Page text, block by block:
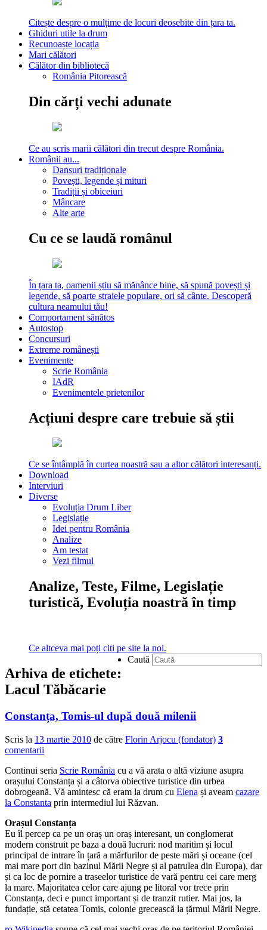
Citește despre o mulțime de locuri deosebite din țara ta.
Ghiduri utile la drum
Recunoaște locația
Mari călători
Călător din bibliotecă
România Pitorească
Din cărți vechi adunate
Ce au scris marii călători din trecut despre România.
Românii au...
Dansuri tradiționale
Povești, legende și mituri
Tradiții și obiceiuri
Mâncare
Alte arte
Cu ce se laudă românul
În țara ta, oamenii știu să mănânce bine, să spună povești și
legende, să poarte straiele populare, ori să cânte. Descoperă
cultura neamului tău!
Comportament sănătos
Autostop
Concursuri
Extreme românești
Evenimente
Scrie România
IAdR
Evenimentele prietenilor
Acțiuni despre care trebuie să știi
Ce se întâmplă în curtea noastră sau a altor călători interesanți.
Download
Interviuri
Diverse
Evoluția Drum Liber
Legislație
Idei pentru România
Analize
Am testat
Vezi filmul
Analize, Teste, Filme, Legislație
turistică, Evoluția noastră în timp
Ce altceva mai poți citi pe site la noi.
Caută
Arhiva de etichete:
Lacul Tăbăcarie
Constanța, Tomis-ul după două milenii
Scris la 13 martie 2010 de către Florin Arjocu (fondator) 3
comentarii
Continui seria Scrie România cu a vă arata o altă viziune asupra
orașului Constanța și a câtorva obiective turistice din urbea
dobrogeană. Vă amintesc că eram la drum cu Elena și aveam cazare
la Constanta prin intermediul lui Răzvan.
Orașul Constanța
Eu îl percep ca pe un oraș un oraș interesant, un conglomerat
modern construit pe baza a două lucruri: nod maritim și locul
principal de intrare în țară a mărfurilor de peste mări și oceane (cel
mai mare port din bazinul Mării Negre și al patrulea din Europa), dar
și ca loc de pornire a traseelor turistice de vară pentru cei care merg
la mare. Majoritatea celor care ajung pe litoral vor trece prin
Constanța, deci e punct important și de tranzit rutier. Mai jos, la
fundație, stă cetatea Tomis, colonie grecească la țărmul Mării Negre.